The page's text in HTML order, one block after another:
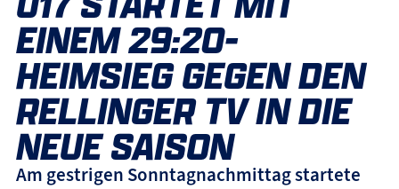
EINEM 29:20-
HEIMSIEG GEGEN DEN
RELLINGER TV IN DIE
NEUE SAISON
Am gestrigen Sonntagnachmittag startete